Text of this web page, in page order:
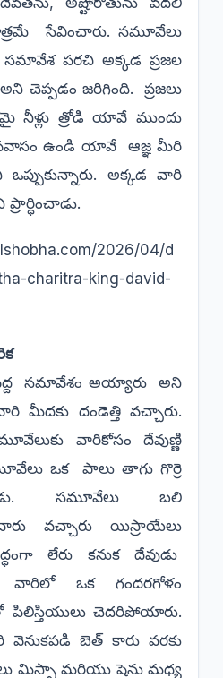
సేవించారు. సమూవేలు
సమావేశ పరచి అక్కడ ప్రజల
చెప్పడం జరిగింది. ప్రజలు
త్రోడి యావే ముందు
ఉండి యావే ఆజ్ఞ మీరి
అక్కడ వారి
2026/04/d
charitra-king-david-
సమావేశం అయ్యారు అని
మీదకు దండెత్తి వచ్చారు.
వారికోసం దేవుణ్ణి
ఒక పాలు తాగు గొర్రె
సమూవేలు బలి
వారు వచ్చారు యిస్రాయేలు
లేరు కనుక దేవుడు
వారిలో ఒక గందరగోళం
పిలిస్తియులు చెదరిపోయారు.
బెత్ కారు వరకు
మిస్పా మరియు షెను మధ్య